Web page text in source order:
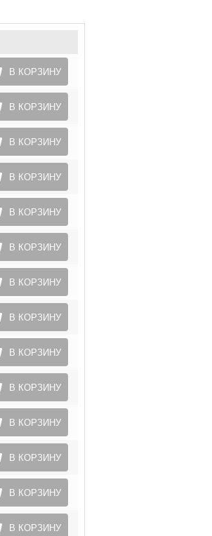
В КОРЗИНУ
В КОРЗИНУ
В КОРЗИНУ
В КОРЗИНУ
В КОРЗИНУ
В КОРЗИНУ
В КОРЗИНУ
В КОРЗИНУ
В КОРЗИНУ
В КОРЗИНУ
В КОРЗИНУ
В КОРЗИНУ
В КОРЗИНУ
В КОРЗИНУ